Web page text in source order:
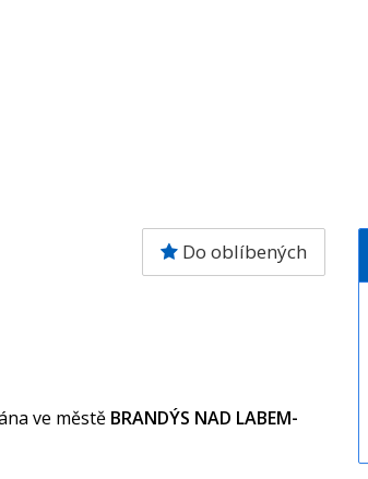
Do oblíbených
ve městě BRANDÝS NAD LABEM-